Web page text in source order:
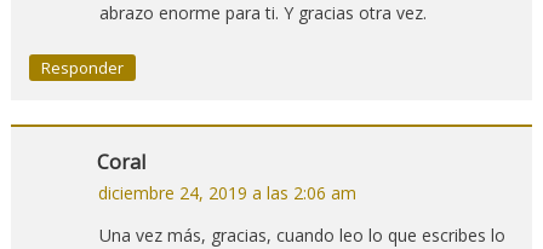
abrazo enorme para ti. Y gracias otra vez.
Responder
Coral
diciembre 24, 2019 a las 2:06 am
Una vez más, gracias, cuando leo lo que escribes lo